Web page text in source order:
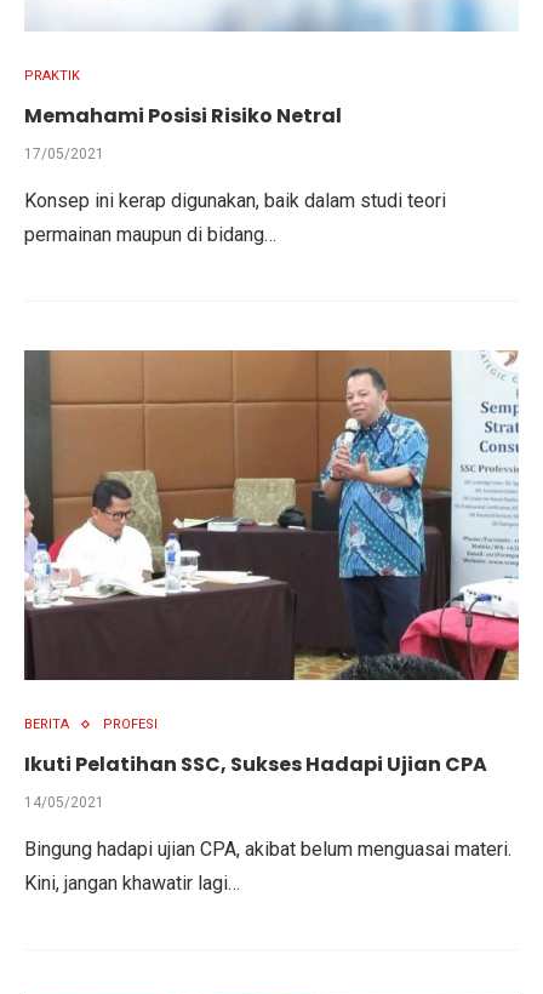
PRAKTIK
Memahami Posisi Risiko Netral
17/05/2021
Konsep ini kerap digunakan, baik dalam studi teori
permainan maupun di bidang…
BERITA PROFESI
Ikuti Pelatihan SSC, Sukses Hadapi Ujian CPA
14/05/2021
Bingung hadapi ujian CPA, akibat belum menguasai materi.
Kini, jangan khawatir lagi…